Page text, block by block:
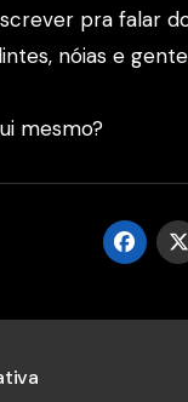
pra falar
nóias e
mesmo?